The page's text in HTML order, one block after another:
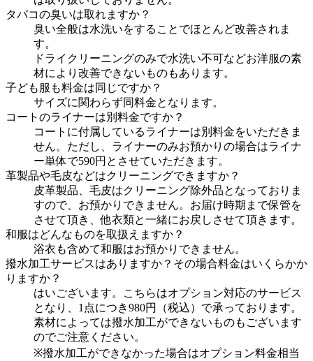
タバコの臭いは取れますか？
臭い全般は水洗いをすることでほとんど改善されま
す。
ドライクリーニングのみで水洗い不可などお洋服の素
材により改善できないものもあります。
子ども服も料金は同じですか？
サイズに関わらず同料金となります。
コートのライナーは別料金ですか？
コートに付属しているライナーは別料金をいただきま
せん。ただし、ライナーのみお預かりの場合はライナ
ー単体で590円とさせていただきます。
革製品や毛皮などはクリーニングできますか？
皮革製品、毛皮はクリーニング除外品となっておりま
すので、お預かりできません。お届け時期まで保管を
させて頂き、他衣類と一緒にお戻しさせて頂きます。
和服はどんなものを取扱えますか？
浴衣も含めて和服はお預かりできません。
撥水加工サービスはありますか？その場合料金はいくらかか
りますか？
はいございます。こちらはオプション対応のサービス
となり、1点につき980円（税込）で承っております。
素材によっては撥水加工ができないものもございます
のでご注意ください。
※撥水加工ができなかった場合はオプション料金相当